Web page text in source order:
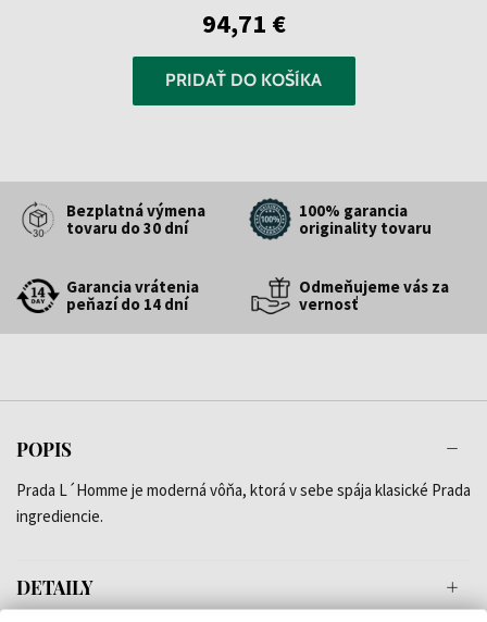
94,71 €
PRIDAŤ DO KOŠÍKA
Bezplatná výmena
tovaru do 30 dní
100% garancia
originality tovaru
Garancia vrátenia
peňazí do 14 dní
Odmeňujeme vás za
vernosť
POPIS
Prada L´Homme je moderná vôňa, ktorá v sebe spája klasické Prada
ingrediencie.
DETAILY